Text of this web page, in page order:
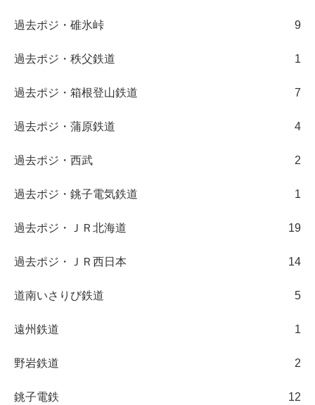
過去ポジ・碓氷峠 9
過去ポジ・秩父鉄道 1
過去ポジ・箱根登山鉄道 7
過去ポジ・蒲原鉄道 4
過去ポジ・西武 2
過去ポジ・銚子電気鉄道 1
過去ポジ・ＪＲ北海道 19
過去ポジ・ＪＲ西日本 14
道南いさりび鉄道 5
遠州鉄道 1
野岩鉄道 2
銚子電鉄 12